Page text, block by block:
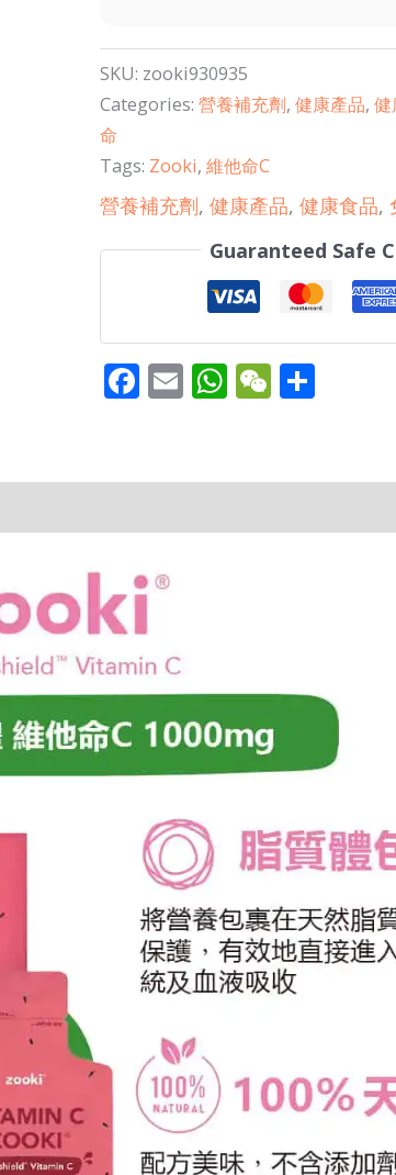
SKU: zooki930935
Categories:營養補充劑,健康產品,健
命
Tags: Zooki,維他命C
營養補充劑,健康產品,健康食品,
Guaranteed Safe
Facebook
EmailWhatsApp
WeChat